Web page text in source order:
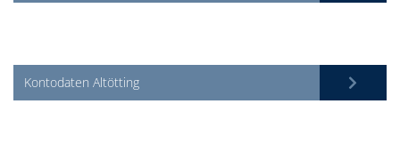
Kontodaten Altötting